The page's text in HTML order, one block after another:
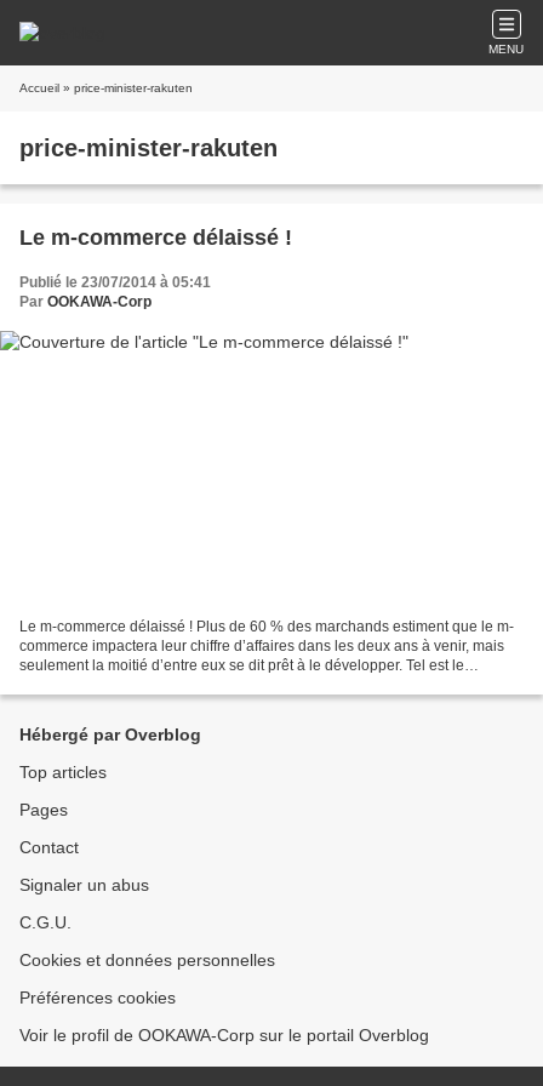
MENU
Accueil » price-minister-rakuten
price-minister-rakuten
Le m-commerce délaissé !
Publié le 23/07/2014 à 05:41
Par OOKAWA-Corp
Le m-commerce délaissé ! Plus de 60 % des marchands estiment que le m-
commerce impactera leur chiffre d’affaires dans les deux ans à venir, mais
seulement la moitié d’entre eux se dit prêt à le développer. Tel est le
Hébergé par Overblog
Top articles
Pages
Contact
Signaler un abus
C.G.U.
Cookies et données personnelles
Préférences cookies
Voir le profil de OOKAWA-Corp sur le portail Overblog